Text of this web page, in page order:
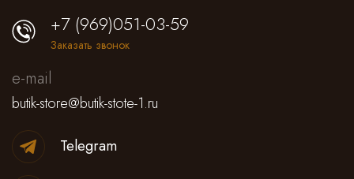
+7 (969)051-03-59
Заказать звонок
e-mail
butik-store@butik-stote-1.ru
Telegram